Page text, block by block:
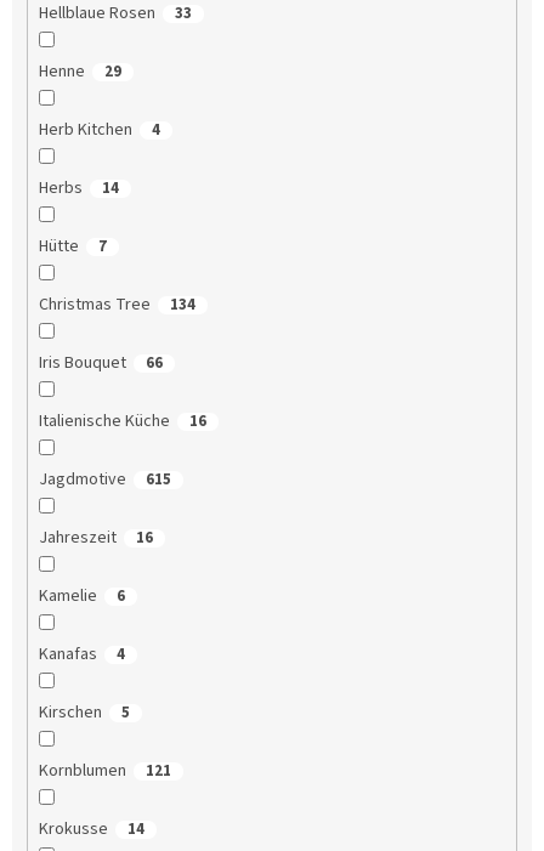
Hellblaue Rosen 33
Henne 29
Herb Kitchen 4
Herbs 14
Hütte 7
Christmas Tree 134
Iris Bouquet 66
Italienische Küche 16
Jagdmotive 615
Jahreszeit 16
Kamelie 6
Kanafas 4
Kirschen 5
Kornblumen 121
Krokusse 14